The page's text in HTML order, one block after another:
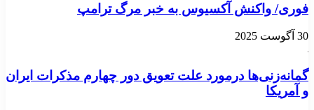
فوری/ واکنش آکسیوس به خبر مرگ ترامپ
30 آگوست 2025
گمانه‌زنی‌ها درمورد علت تعویق دور چهارم مذکرات ایران
و آمریکا